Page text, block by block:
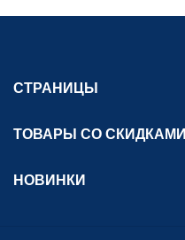
СТРАНИЦЫ
ТОВАРЫ СО СКИДКАМИ
НОВИНКИ